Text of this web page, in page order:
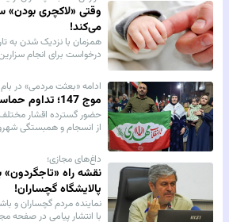
حسینی» نیز یکی از همین
ارادت است.
وقتی «لاکچری بودن»
می‌کند!
درخواست برای انجام
یافته است؛ موضوعی که به
می‌تواند سلامت مادر و
و هیچ توجیه پزشکی ندارد.
ادامه «بعثت مردمی» در بام
موج 147؛ تداوم حماسه مردمی در گچساران
حضور گسترده اقشار
از انسجام و همبستگی
که در ادامه شب‌های
تداوم این حرکت اجتماعی
تأیید زد.
داغ‌های مجازی؛
نقشه راه
پالایشگاه گچساران!
نماینده مردم گچساران و
با انتشار پیامی در صفحه